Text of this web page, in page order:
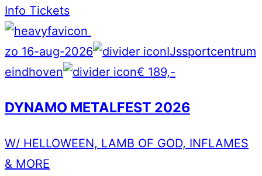
Info Tickets
zo 16-aug-2026
IJssportcentrum
eindhoven
€ 189,-
DYNAMO METALFEST 2026
W/ HELLOWEEN, LAMB OF GOD, INFLAMES
& MORE